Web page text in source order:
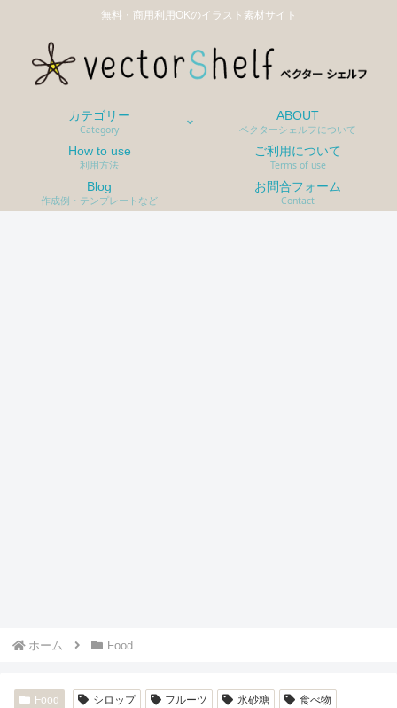
無料・商用利用OKのイラスト素材サイト
カテゴリー
Category
ABOUT
ベクターシェルフについて
How to use
利用方法
ご利用について
Terms of use
Blog
作成例・テンプレートなど
お問合フォーム
Contact
ホーム Food
Food シロップ フルーツ 氷砂糖 食べ物